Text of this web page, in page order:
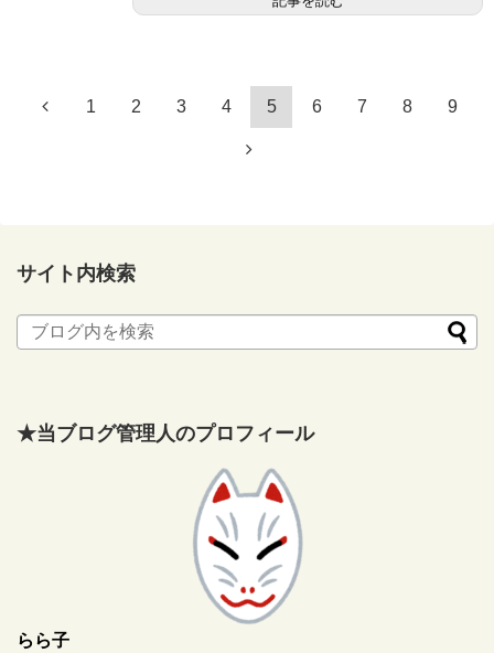
1 2 3 4 5 6 7 8 9
サイト内検索
★当ブログ管理人のプロフィール
らら子